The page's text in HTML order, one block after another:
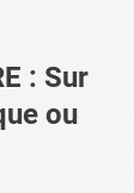
: Sur
ou